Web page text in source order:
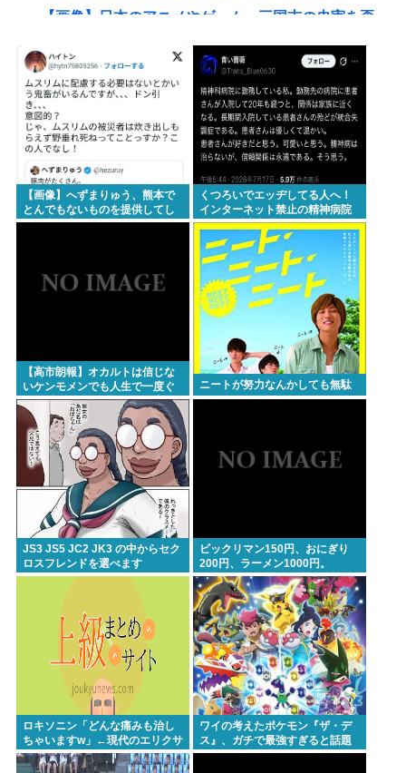
【画像】日本のアニメやゲーム、三国志の史実を歪
めて歴史を破壊してしまう
【悲報】ショートスリーパーさん「寝たほうがいい
のでは？」にブチギレ
東浩紀さん、右からも左からも叩かれる「ポジショ
ントークをしないからこそ信頼できる」と擁護され
るwww
【困惑】コーラって本当に体に悪い
の？・・・・・・・・・
【画像】自分の足を撮影してみた
イチローの晩年(2011-2019)の成績、流石に擁護でき
『ヤニねこ』新海誠、水島努、綾辻行人らクリエイ
ターが絶賛 過激描写はBPOでも議論に
避難所地獄と化す「ずっと同じ食べ物&断水でトイレ
流せず悪臭&床に直接就寝&コロナ感染」
高橋名人が左手のバネを取るため手術を決意
Powered by livedoor 相互RSS
【画像】へずまりゅう、熊本で
とんでもないものを提供してし
まい大炎上wwwこれはとんでも
くつろいでエッヂしてる人へ！
インターネット禁止の精神病院
に20年以上入院してる人もいる
んですよ！
【高市朗報】オカルトは信じな
いケンモメンでも人生で一度ぐ
らい"超自然的な体験"した事あ
るんだろ？？
ニートが努力なんかしても無駄
JS3 JS5 JC2 JK3 の中からセク
ロスフレンドを選べます
ビックリマン150円、おにぎり
200円、ラーメン1000円。
ロキソニン「どんな痛みも治し
ちゃいますw」←現代のエリクサ
ーやろ…
ワイの考えたポケモン『ザ・デ
ス』、ガチで最強すぎると話題
にwww